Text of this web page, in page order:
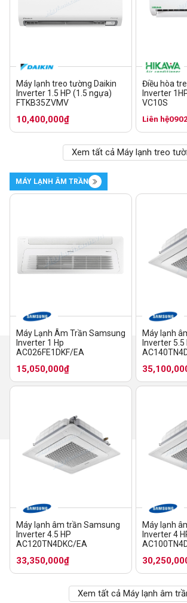
Máy lạnh treo tường Daikin
Inverter 1.5 HP (1.5 ngựa)
FTKB35ZVMV
10,400,000₫
Điều hòa
Inverter
VC10S
Liên hệ
Xem tất cả Máy lạnh treo
MÁY LẠNH ÂM TRẦN
Máy Lạnh Âm Trần Samsung
Inverter 1 Hp
AC026FE1DKF/EA
15,050,000₫
Máy lạnh
Inverter 5.5
Máy lạnh âm trần Samsung
Inverter 4.5 HP
AC120TN4DKC/EA
33,350,000₫
Máy lạnh
Inverter 4
Xem tất cả Máy lạnh âm